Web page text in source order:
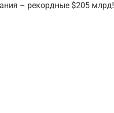
– рекордные $205 млрд!